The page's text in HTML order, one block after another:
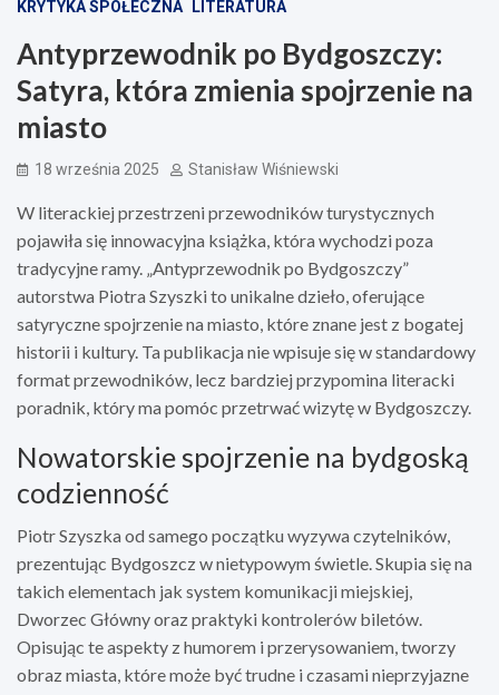
KRYTYKA SPOŁECZNA LITERATURA
Antyprzewodnik po Bydgoszczy:
Satyra, która zmienia spojrzenie na
miasto
18 września 2025 Stanisław Wiśniewski
W literackiej przestrzeni przewodników turystycznych
pojawiła się innowacyjna książka, która wychodzi poza
tradycyjne ramy. „Antyprzewodnik po Bydgoszczy”
autorstwa Piotra Szyszki to unikalne dzieło, oferujące
satyryczne spojrzenie na miasto, które znane jest z bogatej
historii i kultury. Ta publikacja nie wpisuje się w standardowy
format przewodników, lecz bardziej przypomina literacki
poradnik, który ma pomóc przetrwać wizytę w Bydgoszczy.
Nowatorskie spojrzenie na bydgoską
codzienność
Piotr Szyszka od samego początku wyzywa czytelników,
prezentując Bydgoszcz w nietypowym świetle. Skupia się na
takich elementach jak system komunikacji miejskiej,
Dworzec Główny oraz praktyki kontrolerów biletów.
Opisując te aspekty z humorem i przerysowaniem, tworzy
obraz miasta, które może być trudne i czasami nieprzyjazne